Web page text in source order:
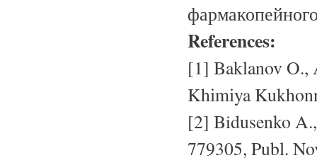
References:
[1] Baklanov O.,
Khіmіya
[2] Bidusenko
779305, Publ.